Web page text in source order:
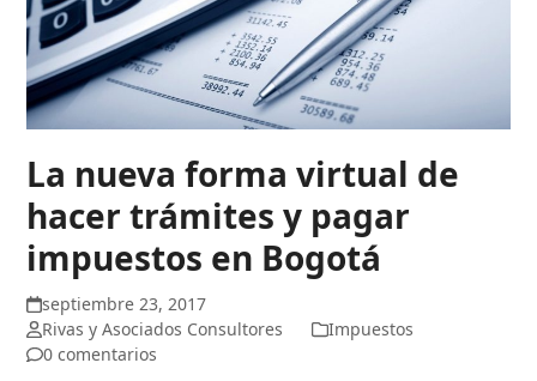
La nueva forma virtual de
hacer trámites y pagar
impuestos en Bogotá
septiembre 23, 2017
Rivas y Asociados Consultores
Impuestos
0 comentarios